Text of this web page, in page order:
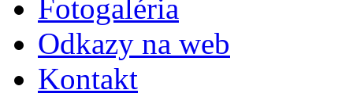
Fotogaléria
Odkazy na web
Kontakt